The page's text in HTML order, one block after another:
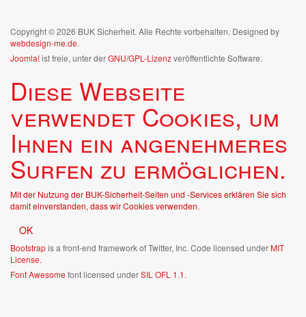
Copyright © 2026 BUK Sicherheit. Alle Rechte vorbehalten. Designed by
webdesign-me.de.
Joomla!ist freie, unter derGNU/GPL-Lizenzveröffentlichte Software.
Diese Webseite
verwendet Cookies, um
Ihnen ein angenehmeres
Surfen zu ermöglichen.
Mit der Nutzung der BUK-Sicherheit-Seiten und -Services erklären Sie sich
damit einverstanden, dass wir Cookies verwenden.
OK
Bootstrapis a front-end framework of Twitter, Inc. Code licensed underMIT
License.
Font Awesome font licensed underSIL OFL 1.1.